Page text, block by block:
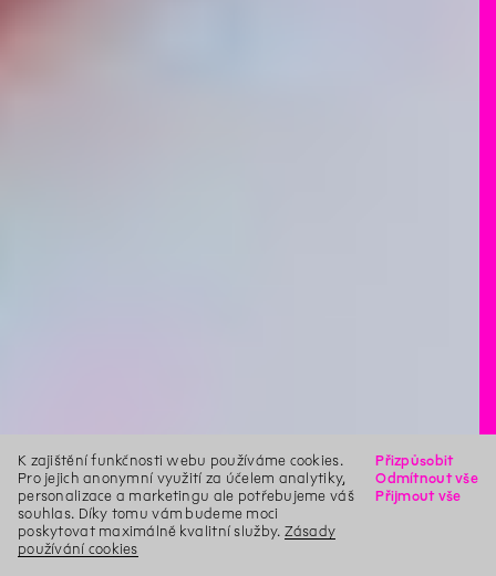
K zajištění funkčnosti webu používáme cookies.
Pro jejich anonymní využití za účelem analytiky,
personalizace a marketingu ale potřebujeme váš
souhlas. Díky tomu vám budeme moci
poskytovat maximálně kvalitní služby. Zásady
používání cookies
Přizpůsobit
Odmítnout vše
Přijmout vše